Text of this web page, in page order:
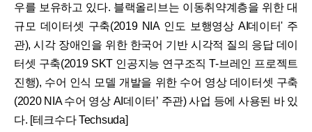
우를 보유하고 있다. 블랙올리브는 이동취약계층을 위한 대
규모 데이터셋 구축(2019 NIA 인도 보행영상 AI데이터' 주
관), 시각 장애인을 위한 한국어 기반 시각적 질의 응답 데이
터셋 구축(2019 SKT 인공지능 연구조직 T-브레인 프로젝트
진행), 수어 인식 모델 개발을 위한 수어 영상 데이터셋 구축
(2020 NIA 수어 영상 AI데이터’ 주관) 사업 등에 사용된 바 있
다. [테크수다 Techsuda]